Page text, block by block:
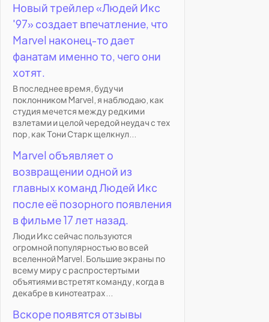
Новый трейлер «Людей Икс
'97» создает впечатление, что
Marvel наконец-то дает
фанатам именно то, чего они
хотят.
В последнее время, будучи
поклонником Marvel, я наблюдаю, как
студия мечется между редкими
взлетами и целой чередой неудач с тех
пор, как Тони Старк щелкнул...
Marvel объявляет о
возвращении одной из
главных команд Людей Икс
после её позорного появления
в фильме 17 лет назад.
Люди Икс сейчас пользуются
огромной популярностью во всей
вселенной Marvel. Большие экраны по
всему миру с распростертыми
объятиями встретят команду, когда в
декабре в кинотеатрах...
Вскоре появятся отзывы